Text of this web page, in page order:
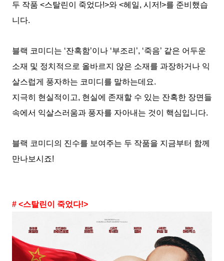
두 작품 <스탈린이 죽었다!>와 <헤일, 시저!>를 준비했습
니다.
블랙 코미디는 ‘잔혹함’이나 ‘부조리’, ‘죽음’ 같은 어두운
소재 및 정치적으로 올바르지 않은 소재를 과장하거나 익
살스럽게 풍자하는 코미디를 말하는데요.
지극히 현실적이고, 현실에 존재할 수 있는 잔혹한 장면들
속에서 익살스러움과 풍자를 자아내는 것이 핵심입니다.
블랙 코미디의 진수를 보여주는 두 작품을 지금부터 함께
만나보시죠!
# <스탈린이 죽었다!>